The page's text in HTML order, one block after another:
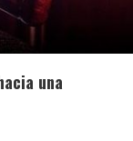
una